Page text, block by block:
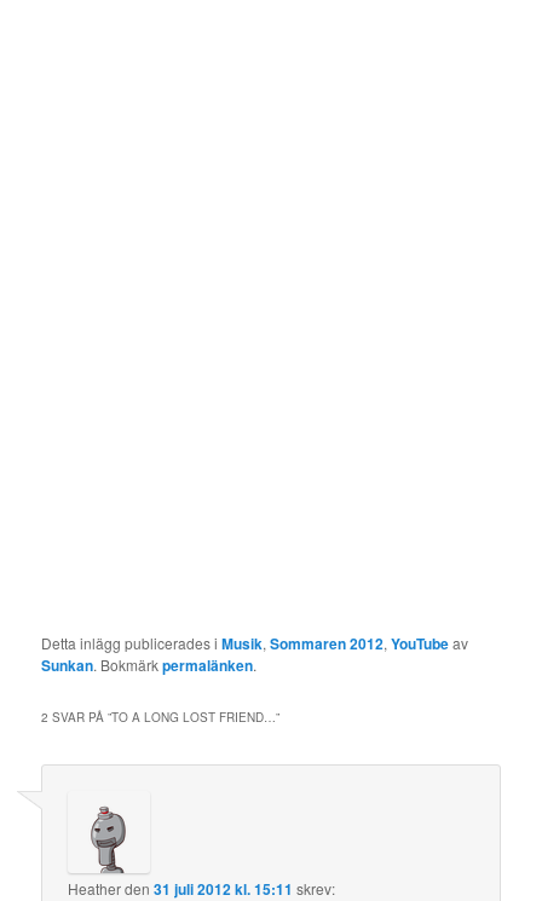
Detta inlägg publicerades iMusik,Sommaren 2012,YouTubeav
Sunkan. Bokmärkpermalänken.
2 SVAR PÅ ”TO A LONG LOST FRIEND…”
Heatherden31 juli 2012 kl. 15:11 skrev: